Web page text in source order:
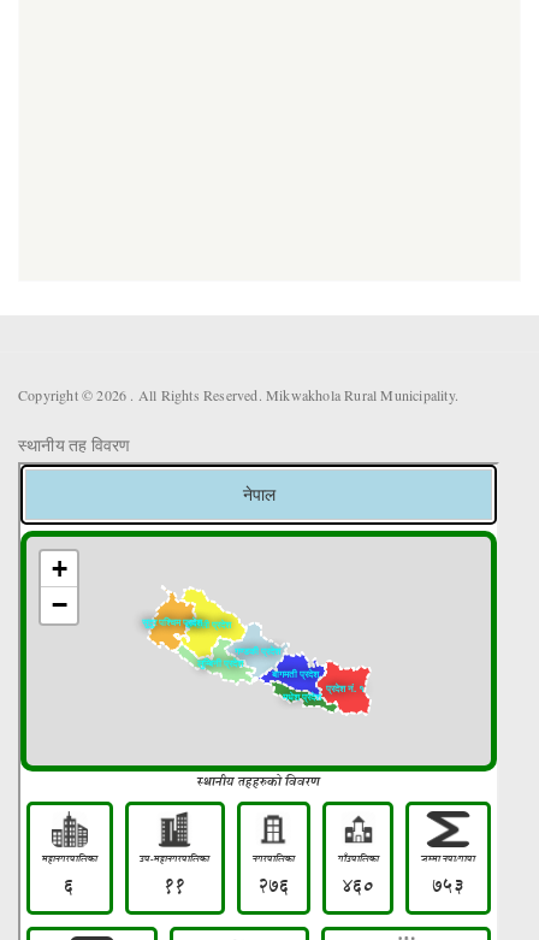
Copyright © 2026 . All Rights Reserved. Mikwakhola Rural Municipality.
स्थानीय तह विवरण